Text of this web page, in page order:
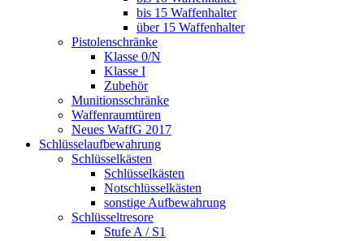
bis 15 Waffenhalter
über 15 Waffenhalter
Pistolenschränke
Klasse 0/N
Klasse I
Zubehör
Munitionsschränke
Waffenraumtüren
Neues WaffG 2017
Schlüsselaufbewahrung
Schlüsselkästen
Schlüsselkästen
Notschlüsselkästen
sonstige Aufbewahrung
Schlüsseltresore
Stufe A / S1